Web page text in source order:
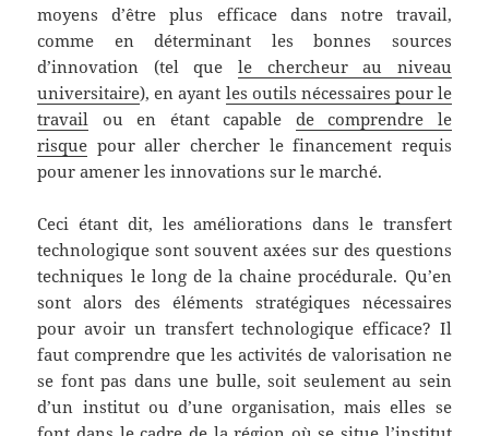
moyens d’être plus efficace dans notre travail,
comme en déterminant les bonnes sources
d’innovation (tel que le chercheur au niveau
universitaire), en ayant les outils nécessaires pour le
travail
ou en étant capable de comprendre le
risque pour aller chercher le financement requis
pour amener les innovations sur le marché.
Ceci étant dit, les améliorations dans le transfert
technologique sont souvent axées sur des questions
techniques le long de la chaine procédurale. Qu’en
sont alors des éléments stratégiques nécessaires
pour avoir un transfert technologique efficace? Il
faut comprendre que les activités de valorisation ne
se font pas dans une bulle, soit seulement au sein
d’un institut ou d’une organisation, mais elles se